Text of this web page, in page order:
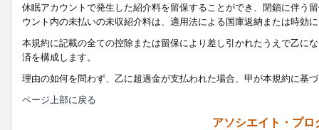
休眠アカウントで発生した紹介料を留保することができ、閉鎖に伴う
ウント内の未払いの未収紹介料は、適用法による国庫返納または時効
本規約に記載の全ての控除または留保により差し引かれたうえで乙に
済を構成します。
理由の如何を問わず、乙に超過金が支払われた場合、甲が本規約に基
ページ上部に戻る
アソシエイト・プ